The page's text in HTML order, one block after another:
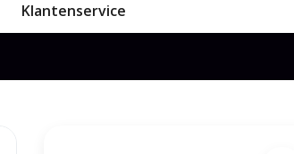
Klantenservice